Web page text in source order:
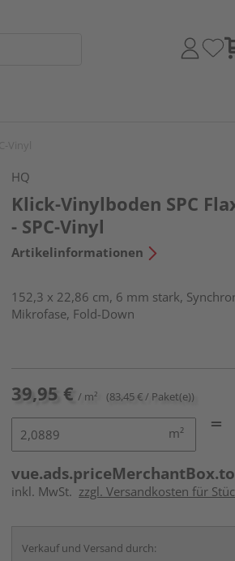
HQ
Klick-Vinylboden SPC
- SPC-Vinyl
Artikelinformationen
152,3 x 22,86 cm, 6 mm stark,
Mikrofase, Fold-Down
39,95 € / m² (83,45 € / Paket(e))
m²
inkl. MwSt. zzgl. Versandkosten für
Verkauf und Versand durch: